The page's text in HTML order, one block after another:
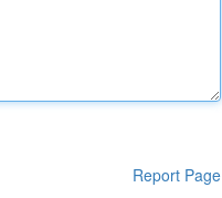
Report Page